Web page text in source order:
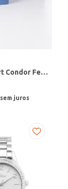
Relógio Smart Condor Feminino ROSE